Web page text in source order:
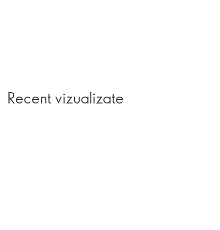
Recent vizualizate